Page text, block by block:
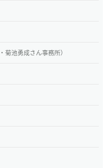
池勇成さん事務所）